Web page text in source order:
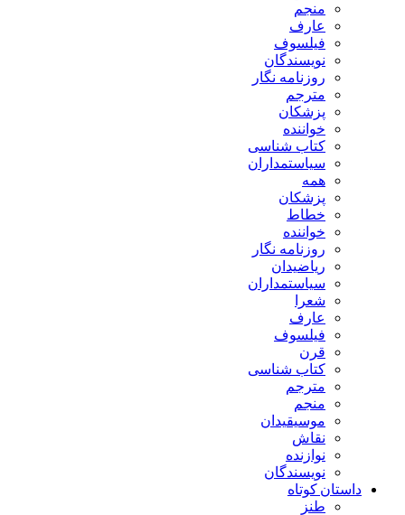
منجم
عارف
فیلسوف
نویسندگان
روزنامه نگار
مترجم
پزشکان
خواننده
کتاب شناسی
سیاستمداران
همه
پزشکان
خطاط
خواننده
روزنامه نگار
ریاضیدان
سیاستمداران
شعرا
عارف
فیلسوف
قرن
کتاب شناسی
مترجم
منجم
موسیقیدان
نقاش
نوازنده
نویسندگان
داستان کوتاه
طنز